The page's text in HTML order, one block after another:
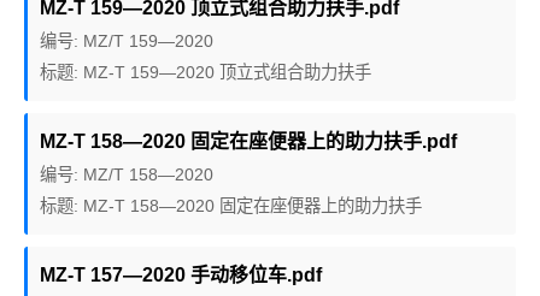
MZ-T 159—2020 顶立式组合助力扶手.pdf
编号: MZ/T 159—2020
标题: MZ-T 159—2020 顶立式组合助力扶手
MZ-T 158—2020 固定在座便器上的助力扶手.pdf
编号: MZ/T 158—2020
标题: MZ-T 158—2020 固定在座便器上的助力扶手
MZ-T 157—2020 手动移位车.pdf